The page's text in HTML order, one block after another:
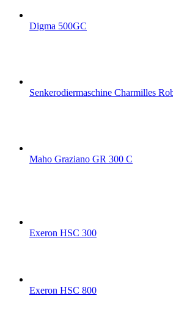
Digma 500GC
Senkerodiermaschine Charmilles
Maho Graziano GR 300 C
Exeron HSC 300
Exeron HSC 800